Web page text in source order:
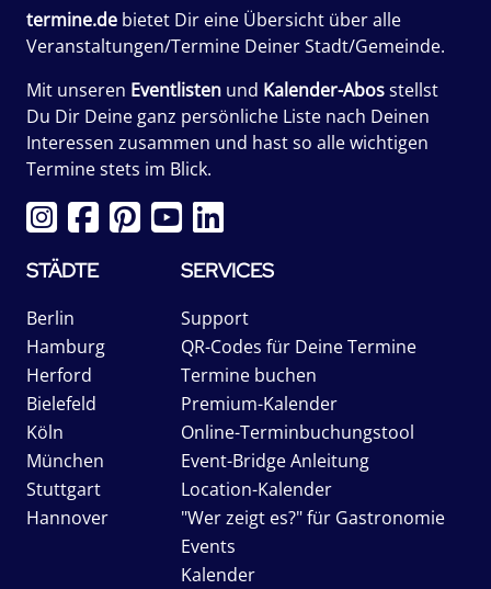
termine.de bietet Dir eine Übersicht über alle
Veranstaltungen/Termine Deiner Stadt/Gemeinde.
Mit unseren Eventlisten und Kalender-Abosstellst
Du Dir Deine ganz persönliche Liste nach Deinen
Interessen zusammen und hast so alle wichtigen
Termine stets im Blick.
STÄDTE
Berlin
Hamburg
Herford
Bielefeld
Köln
München
Stuttgart
Hannover
SERVICES
Support
QR-Codes für Deine Termine
Termine buchen
Premium-Kalender
Online-Terminbuchungstool
Event-Bridge Anleitung
Location-Kalender
"Wer zeigt es?" für Gastronomie
Events
Kalender